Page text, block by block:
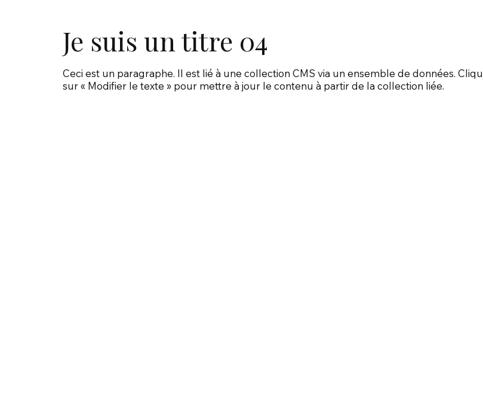
Je suis un titre 04
Ceci est un paragraphe. Il est lié à une collection CMS via un ensemble de données.
sur « Modifier le texte » pour mettre à jour le contenu à partir de la collection liée.